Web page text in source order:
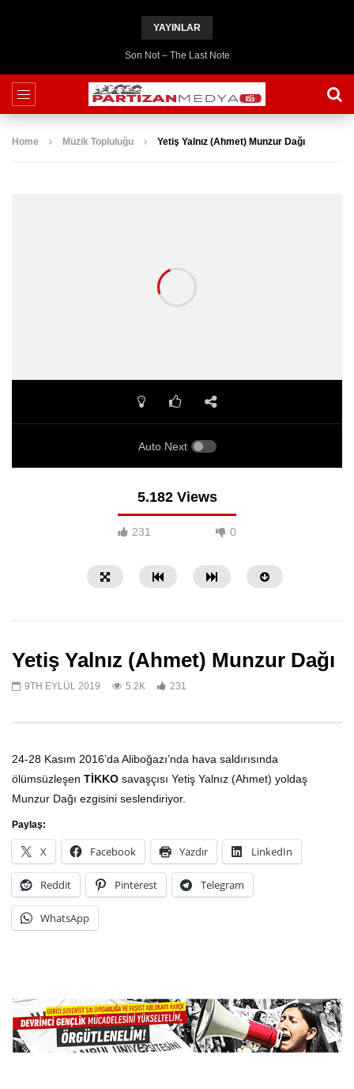
YAYINLAR
Son Not – The Last Note
Home Müzik Topluluğu Yetiş Yalnız (Ahmet) Munzur Dağı
Auto Next
5.182 Views
231 0
Katledilişinin 50. Yılında devrime
önder Kaypakkaya!
20TH MAYIS 2023
1
Devrim ve Komünizm
1ST ŞUBAT 2023
Yetiş Yalnız (Ahmet) Munzur Dağı
9TH EYLÜL 2019 5.2K 231
24-28 Kasım 2016’da Aliboğazı’nda hava saldırısında
ölümsüzleşen TİKKO savaşçısı Yetiş Yalnız (Ahmet) yoldaş
Munzur Dağı ezgisini seslendiriyor.
Paylaş:
X Facebook Yazdır LinkedIn
Reddit Pinterest Telegram
WhatsApp